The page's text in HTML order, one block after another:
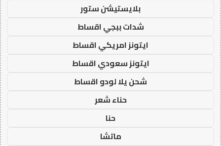
بلايستيشن ستور
شدات ببجي اقساط
ايتونز امريكي اقساط
ايتونز سعودي اقساط
شحن يلا لودو اقساط
حناء شعر
حنا
ماتشا